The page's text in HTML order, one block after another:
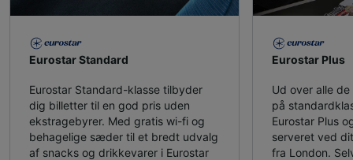
Eurostar Standard
Eurostar Standard-klasse tilbyder
dig billetter til en god pris uden
ekstragebyrer. Med gratis wi-fi og
behagelige sæder til et bredt udvalg
af snacks og drikkevarer i Eurostar
Eurostar Plus
Ud over alle
på
Eurostar Plus
serveret ved
fra London.